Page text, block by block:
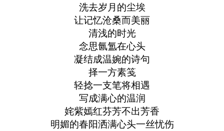
洗去岁月的尘埃
让记忆沧桑而美丽
清浅的时光
念思氤氲在心头
凝结成温婉的诗句
择一方素笺
轻捻一支笔将相遇
写成满心的温润
姹紫嫣红芬芳不出芳香
明媚的春阳洒满心头一丝忧伤